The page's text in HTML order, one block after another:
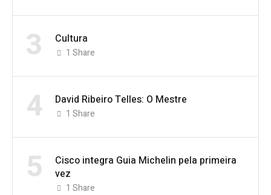
3 Cultura
1 Share
4 David Ribeiro Telles: O Mestre
1 Share
5
Cisco integra Guia Michelin pela primeira
vez
1 Share